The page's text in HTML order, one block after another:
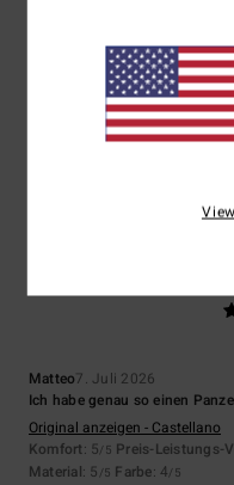
9. Juli 2026
Ein perfektes Tanktop, genau
Original anzeigen - Français
Preis-Leistungs-
Matteo7. Juli 2026
Ich habe genau so einen
Original anzeigen - Castellano
Komfort: 5/5 Preis-Leistungs-
Material: 5 /5 Farbe: 4/5